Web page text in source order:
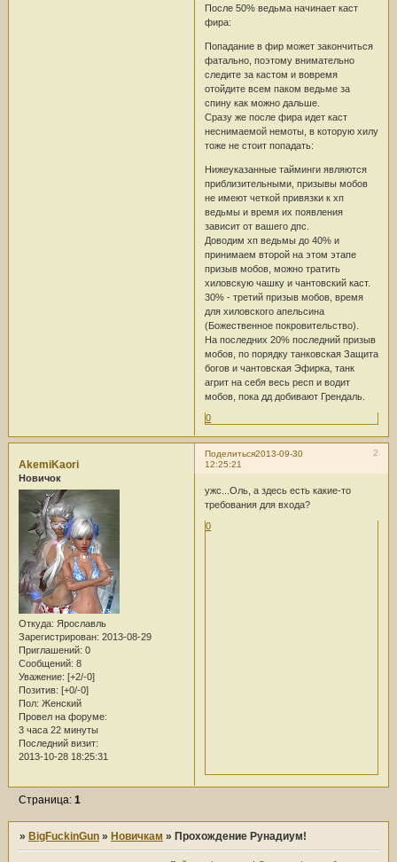
После 50% ведьма начинает каст
фира:
Попадание в фир может закончиться
фатально, поэтому внимательно
следите за кастом и вовремя
отойдите всем паком ведьме за
спину как можно дальше.
Сразу же после фира идет каст
неснимаемой немоты, в которую хилу
тоже не стоит попадать:
Нижеуказанные тайминги являются
приблизительными, призывы мобов
не имеют четкой привязки к хп
ведьмы и время их появления
зависит от вашего дпс.
Доводим хп ведьмы до 40% и
принимаем второй на этом этапе
призыв мобов, можно тратить
хиловскую чашку и чантовский каст.
30% - третий призыв мобов, время
для хиловского апельсина
(Божественное покровительство).
На последних 20% последний призыв
мобов, по порядку танковская Защита
богов и чантовская Эфирка, танк
агрит на себя весь респ и водит
мобов, пока дд добивают Грендаль.
0
Поделиться 2
2013-09-30
12:25:21
AkemiKaori
Новичок
Откуда: Ярославль
Зарегистрирован: 2013-08-29
Приглашений: 0
Сообщений: 8
Уважение: [+2/-0]
Позитив: [+0/-0]
Пол: Женский
Провел на форуме:
3 часа 22 минуты
Последний визит:
2013-10-28 18:25:31
ужс...Оль, а здесь есть какие-то
требования для входа?
0
Страница:1
» BigFuckinGun » Новичкам » Прохождение Рунадиум!